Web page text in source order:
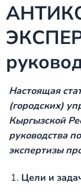
Настоящая
(городских)
Кыргызской
руководства
экспертизы
Цели и